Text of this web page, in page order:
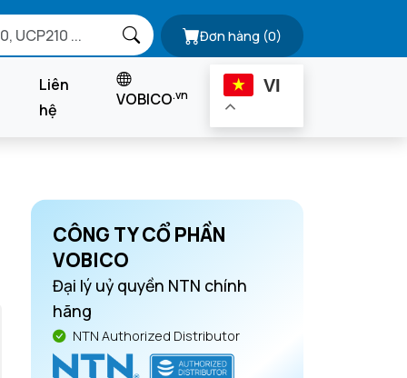
Đơn hàng (0)
Liên
hệ
VOBICO.vn VI
CÔNG TY CỔ PHẦN
VOBICO
Đại lý uỷ quyền NTN chính
hãng
NTN Authorized Distributor